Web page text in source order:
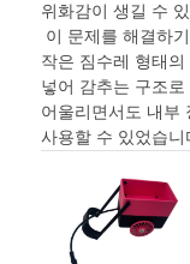
위화감이 생길 수
이 문제를 해결하
작은 짐수레 형태
넣어 감추는 구조
어울리면서도 내부
사용할 수 있었습니